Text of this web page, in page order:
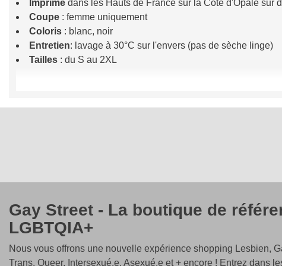
Imprimé dans les Hauts de France sur la Côte d'Opale sur
Coupe : femme uniquement
Coloris : blanc, noir
Entretien: lavage à 30°C sur l'envers (pas de sèche linge)
Tailles : du S au 2XL
Sa coupe moderne et flatteuse en fait un choix idéal pour
Gay Street - La boutique de
LGBTQIA+
Nous vous offrons une nouvelle expérience shopping Lesbien,
Trans, Queer, Intersexué.e, Asexué.e et + encore ! Entrez dans